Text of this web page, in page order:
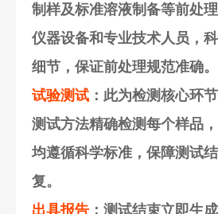
制样及标准溶液制备等前处
仪器设备和专业技术人员，
细节，保证前处理规范准确。
试验测试 ：此为检测核心环
测试方法精确检测每个样品
均遵循科学标准，保障测试
复。
出具报告 ：测试结束立即生